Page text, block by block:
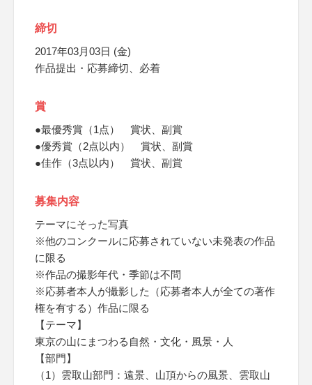
締切
2017年03月03日 (金)
作品提出・応募締切、必着
賞
●最優秀賞（1点） 賞状、副賞
●優秀賞（2点以内） 賞状、副賞
●佳作（3点以内） 賞状、副賞
募集内容
テーマにそった写真
※他のコンクールに応募されていない未発表の作品
に限る
※作品の撮影年代・季節は不問
※応募者本人が撮影した（応募者本人が全ての著作
権を有する）作品に限る
【テーマ】
東京の山にまつわる自然・文化・風景・人
【部門】
（1）雲取山部門：遠景、山頂からの風景、雲取山